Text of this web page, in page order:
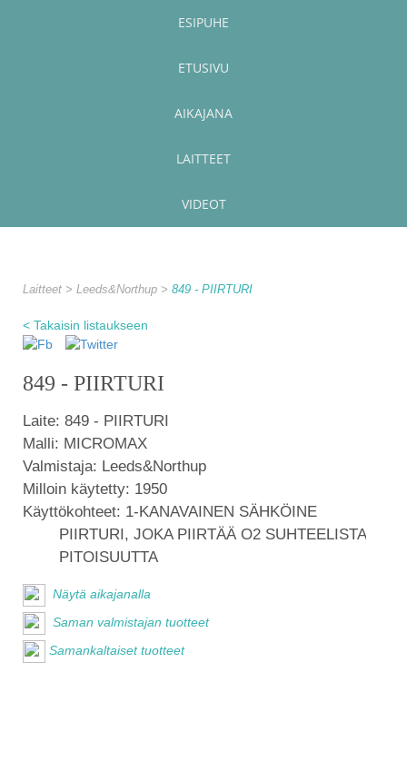
ESIPUHE
ETUSIVU
AIKAJANA
LAITTEET
VIDEOT
Laitteet Leeds&Northup 849 - PIIRTURI
< Takaisin listaukseen
849 - PIIRTURI
Laite: 849 - PIIRTURI
Malli: MICROMAX
Valmistaja: Leeds&Northup
Milloin käytetty: 1950
Käyttökohteet: 1-KANAVAINEN SÄHKÖINE
PIIRTURI, JOKA PIIRTÄÄ O2 SUHTEELISTA
PITOISUUTTA
Näytä aikajanalla
Saman valmistajan tuotteet
Samankaltaiset tuotteet